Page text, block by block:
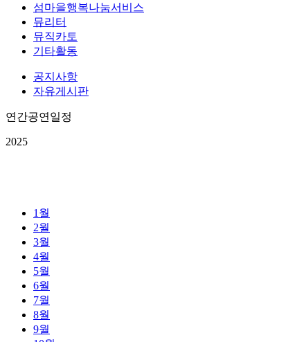
섬마을행복나눔서비스
뮤리터
뮤직카토
기타활동
공지사항
자유게시판
연간공연일정
2025
1월
2월
3월
4월
5월
6월
7월
8월
9월